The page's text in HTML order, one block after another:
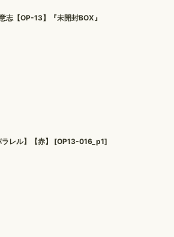
志【OP-13】『未開封BOX』
レル】【赤】 [OP13-016_p1]